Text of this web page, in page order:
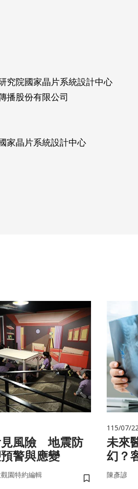
究院國家晶片系統設計中心
播股份有限公司
家晶片系統設計中心
見風險 地震防
警與應變
園特約編輯
儲存書籤
115/07/22
未來
幻？
實世
陳彥諺